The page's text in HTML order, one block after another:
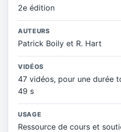
2e édition
AUTEURS
Patrick Boily et R. Hart
VIDÉOS
47 vidéos, pour une durée
49 s
USAGE
Ressource de cours et